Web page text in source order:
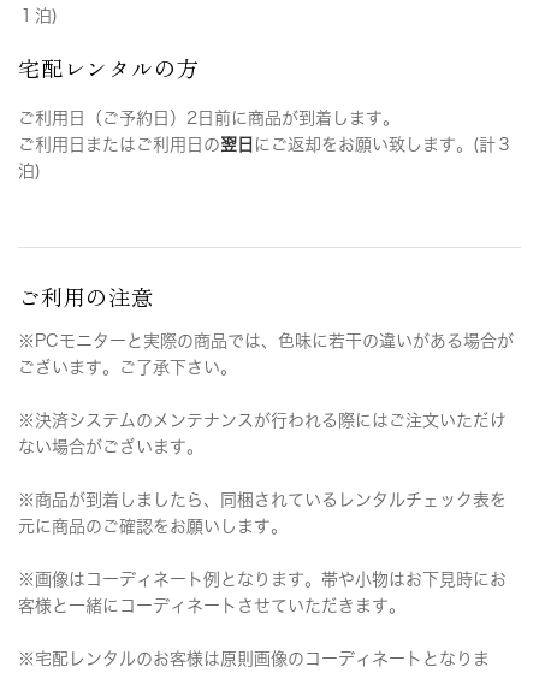
１泊)
宅配レンタルの方
ご利用日（ご予約日）2日前に商品が到着します。
ご利用日またはご利用日の翌日 にご返却をお願い致します。(計３
泊)
ご利用の注意
※PCモニターと実際の商品では、色味に若干の違いがある場合が
ございます。ご了承下さい。
※決済システムのメンテナンスが行われる際にはご注文いただけ
ない場合がございます。
※商品が到着しましたら、同梱されているレンタルチェック表を
元に商品のご確認をお願いします。
※画像はコーディネート例となります。帯や小物はお下見時にお
客様と一緒にコーディネートさせていただきます。
※宅配レンタルのお客様は原則画像のコーディネートとなりま